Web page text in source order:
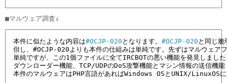
本件に似たような内容は#OCJP-020 となります。 #OCJP-020 と同じ脆
但し、#OCJP-020よりも本件の仕組みは単純です。先ずはマルウェア
単純ですが、この1個ファイルに全てIRCBOTの悪い機能を発見しまし
ダウンローダー機能、TCP/UDPのDoS攻撃機能とマシン情報の送信機
本件のマルウェアはPHP言語があればWindows OSとUNIX/LinuxOS